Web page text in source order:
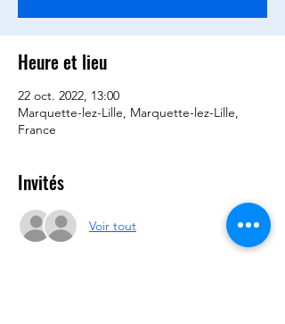
Heure et lieu
22 oct. 2022, 13:00
Marquette-lez-Lille, Marquette-lez-Lille,
France
Invités
Voir tout